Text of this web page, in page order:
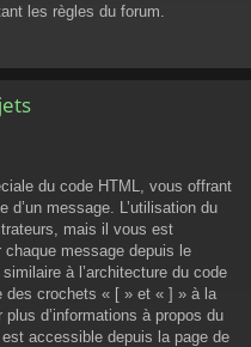
les règles du forum.
du code HTML, vous offrant
message. L’utilisation du
mais il vous est
message depuis le
à l’architecture du code
des crochets « [ » et « ] » à la
d’informations à propos du
accessible depuis la page de